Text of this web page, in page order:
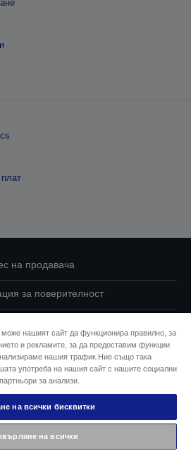
на продавача
за поверителност
с нас за Вашите данни
за бисквитките
за достъпност на Epson
Seiko Epson
може нашият сайт да функционира правилно, за
и рекламите, за да предоставим функции
нашия трафик.Ние също така
употреба на нашия сайт с нашите социални
за анализи.
на всички бисквитки
на всички